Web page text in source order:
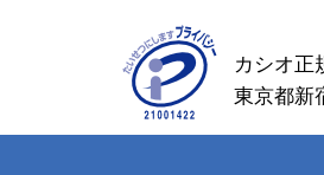
カシオ
東京都新